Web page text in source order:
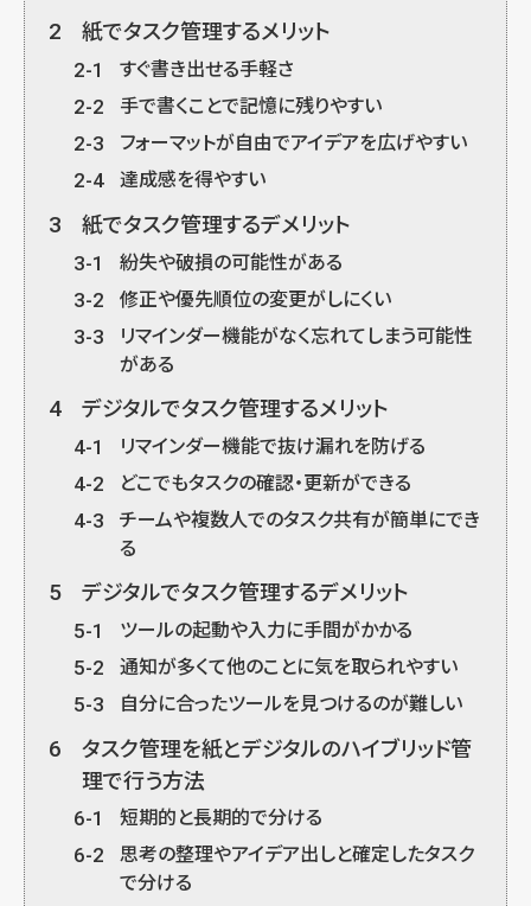
2 紙でタスク管理するメリット
2-1 すぐ書き出せる手軽さ
2-2 手で書くことで記憶に残りやすい
2-3 フォーマットが自由でアイデアを広げやすい
2-4 達成感を得やすい
3 紙でタスク管理するデメリット
3-1 紛失や破損の可能性がある
3-2 修正や優先順位の変更がしにくい
3-3
リマインダー機能がなく忘れてしまう可能性
がある
4 デジタルでタスク管理するメリット
4-1 リマインダー機能で抜け漏れを防げる
4-2 どこでもタスクの確認・更新ができる
4-3
チームや複数人でのタスク共有が簡単にでき
る
5 デジタルでタスク管理するデメリット
5-1 ツールの起動や入力に手間がかかる
5-2 通知が多くて他のことに気を取られやすい
5-3 自分に合ったツールを見つけるのが難しい
6
タスク管理を紙とデジタルのハイブリッド管
理で行う方法
6-1 短期的と長期的で分ける
6-2
思考の整理やアイデア出しと確定したタスク
で分ける